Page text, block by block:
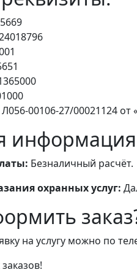
00106-27/00021124 от
Безналичный расчёт.
охранных услуг:
на услугу можно по